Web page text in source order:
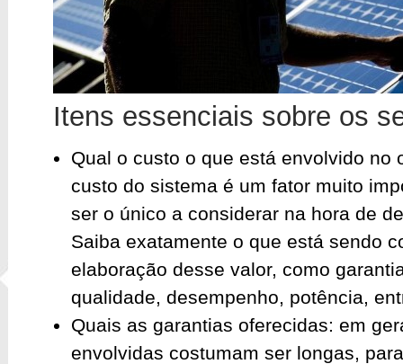
Itens essenciais sobre os
Qual o custo o que está envolvido no
custo do sistema é um fator muito
ser o único a considerar na hora de
Saiba exatamente o que está sendo
elaboração desse valor, como
qualidade, desempenho, potência,
Quais as garantias oferecidas: em
envolvidas costumam ser longas,